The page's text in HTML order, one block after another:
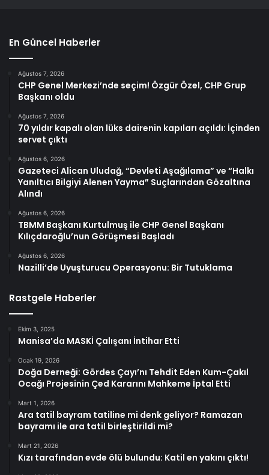
En Güncel Haberler
Ağustos 7, 2026
CHP Genel Merkezi’nde seçim! Özgür Özel, CHP Grup
Başkanı oldu
Ağustos 7, 2026
70 yıldır kapalı olan lüks dairenin kapıları açıldı: İçinden
servet çıktı
Ağustos 6, 2026
Gazeteci Alican Uludağ, “Devleti Aşağılama” ve “Halkı
Yanıltıcı Bilgiyi Alenen Yayma” Suçlarından Gözaltına
Alındı
Ağustos 6, 2026
TBMM Başkanı Kurtulmuş ile CHP Genel Başkanı
Kılıçdaroğlu’nun Görüşmesi Başladı
Ağustos 6, 2026
Nazilli’de Uyuşturucu Operasyonu: Bir Tutuklama
Rastgele Haberler
Ekim 3, 2025
Manisa’da MASKİ Çalışanı İntihar Etti
Ocak 19, 2026
Doğa Derneği: Gördes Çayı’nı Tehdit Eden Kum-Çakıl
Ocağı Projesinin Çed Kararını Mahkeme İptal Etti
Mart 1, 2026
Ara tatil bayram tatiline mi denk geliyor? Ramazan
bayramı ile ara tatil birleştirildi mi?
Mart 21, 2026
Kızı tarafından evde ölü bulundu: Katil en yakını çıktı!